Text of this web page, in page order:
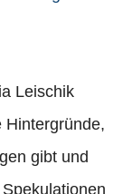
Leischik
Hintergründe,
gibt und